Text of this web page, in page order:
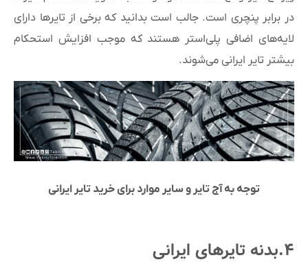
در برابر پنچری است. جالب است بدانید که برخی از تایرها دارای
لایه‌های اضافی پلی‌استر هستند که موجب افزایش استحکام
بیشتر تایر ایرانی می‌شوند.
توجه به آج تایر و سایر موارد برای خرید تایر ایرانی
۴.بدنه تایرهای ایرانی